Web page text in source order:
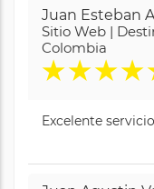
Juan Esteban
Sitio Web |
Colombia
★★★★
Excelente